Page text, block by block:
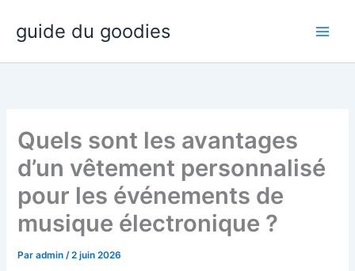
contenu
guide du goodies
Quels sont les avantages
d’un vêtement personnalisé
pour les événements de
musique électronique ?
Paradmin/2 juin 2026